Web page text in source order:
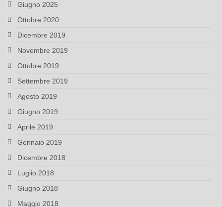
Giugno 2025
Ottobre 2020
Dicembre 2019
Novembre 2019
Ottobre 2019
Settembre 2019
Agosto 2019
Giugno 2019
Aprile 2019
Gennaio 2019
Dicembre 2018
Luglio 2018
Giugno 2018
Maggio 2018